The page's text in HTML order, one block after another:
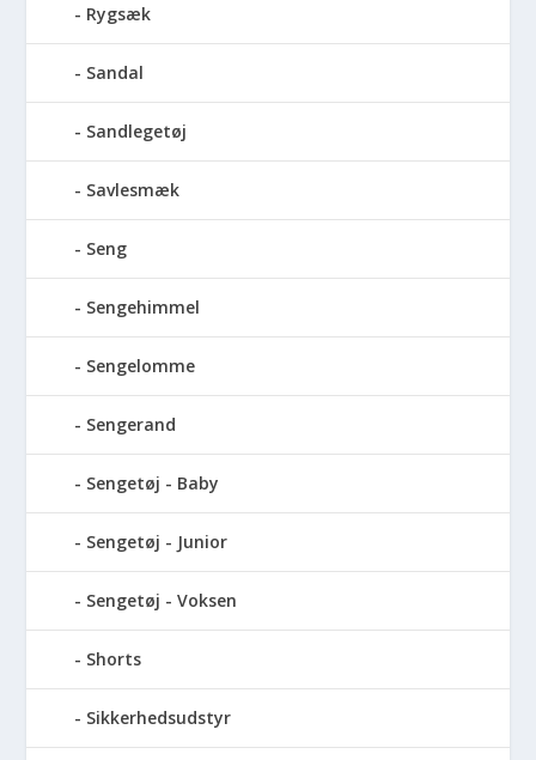
Rygsæk
Sandal
Sandlegetøj
Savlesmæk
Seng
Sengehimmel
Sengelomme
Sengerand
Sengetøj - Baby
Sengetøj - Junior
Sengetøj - Voksen
Shorts
Sikkerhedsudstyr